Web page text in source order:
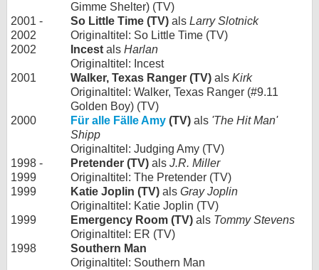
Gimme Shelter) (TV)
2001 -
2002
So Little Time (TV) als Larry Slotnick
Originaltitel: So Little Time (TV)
2002
Incest als Harlan
Originaltitel: Incest
2001
Walker, Texas Ranger (TV) als Kirk
Originaltitel: Walker, Texas Ranger (#9.11
Golden Boy) (TV)
2000
Für alle Fälle Amy (TV) als 'The Hit Man'
Shipp
Originaltitel: Judging Amy (TV)
1998 -
1999
Pretender (TV) als J.R. Miller
Originaltitel: The Pretender (TV)
1999
Katie Joplin (TV) als Gray Joplin
Originaltitel: Katie Joplin (TV)
1999
Emergency Room (TV) als Tommy Stevens
Originaltitel: ER (TV)
1998
Southern Man
Originaltitel: Southern Man